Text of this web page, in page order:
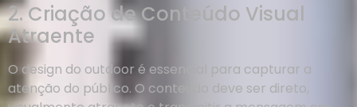
2. Criação de Conteúdo Visual
Atraente
O design do outdoor é essencial para capturar a
atenção do público. O conteúdo deve ser direto,